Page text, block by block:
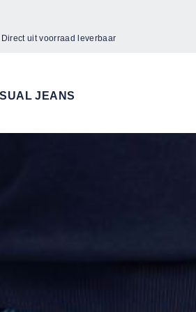
Direct uit voorraad leverbaar
JEANS